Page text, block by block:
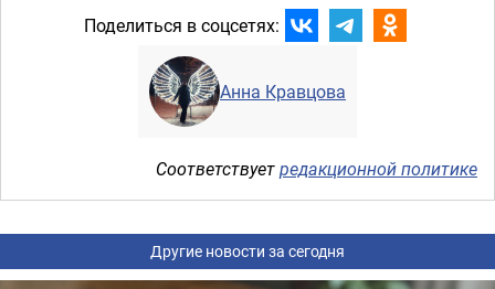
Поделиться в соцсетях:
Анна Кравцова
Соответствуетредакционной политике
Другие новости за сегодня